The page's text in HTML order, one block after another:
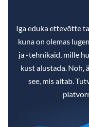
Iga eduka ettevõtte
kuna on olemas
ja -tehnikaid, mille
kust alustada. Noh,
see, mis aitab.